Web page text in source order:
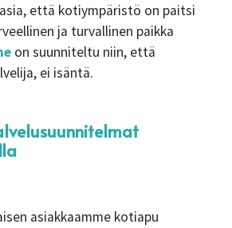
että kotiympäristö on paitsi
ja turvallinen paikka
on suunniteltu niin, että
ei isäntä.
asiakkaamme kotiapu